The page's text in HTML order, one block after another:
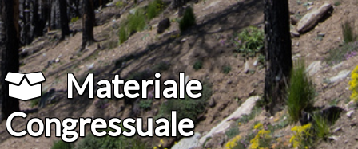
Materiale
Congressuale